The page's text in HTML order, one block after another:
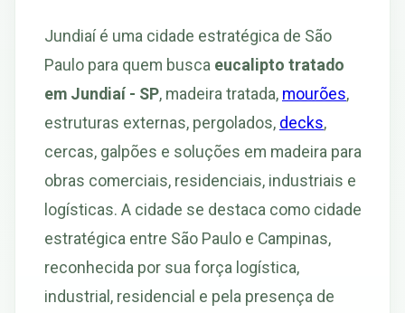
Jundiaí é uma cidade estratégica de São
Paulo para quem busca eucalipto tratado
em Jundiaí - SP, madeira tratada, mourões,
estruturas externas, pergolados, decks,
cercas, galpões e soluções em madeira para
obras comerciais, residenciais, industriais e
logísticas. A cidade se destaca como cidade
estratégica entre São Paulo e Campinas,
reconhecida por sua força logística,
industrial, residencial e pela presença de